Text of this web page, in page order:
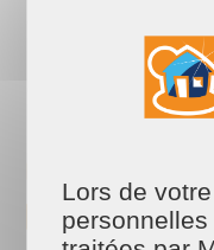
Facebook
Un mois
la solidarité
Lors de